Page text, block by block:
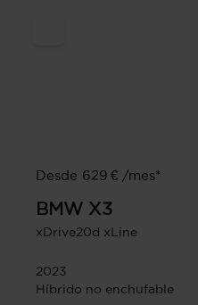
Desde 629 € /mes*
BMW X3
xDrive20d xLine
2023
Híbrido no enchufable